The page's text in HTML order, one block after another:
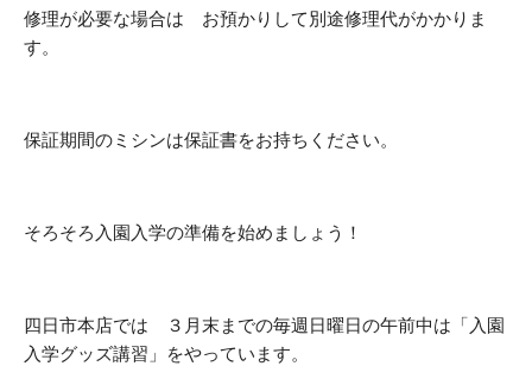
修理が必要な場合は お預かりして別途修理代がかかりま
す。
保証期間のミシンは保証書をお持ちください。
そろそろ入園入学の準備を始めましょう！
四日市本店では ３月末までの毎週日曜日の午前中は「入園
入学グッズ講習」をやっています。